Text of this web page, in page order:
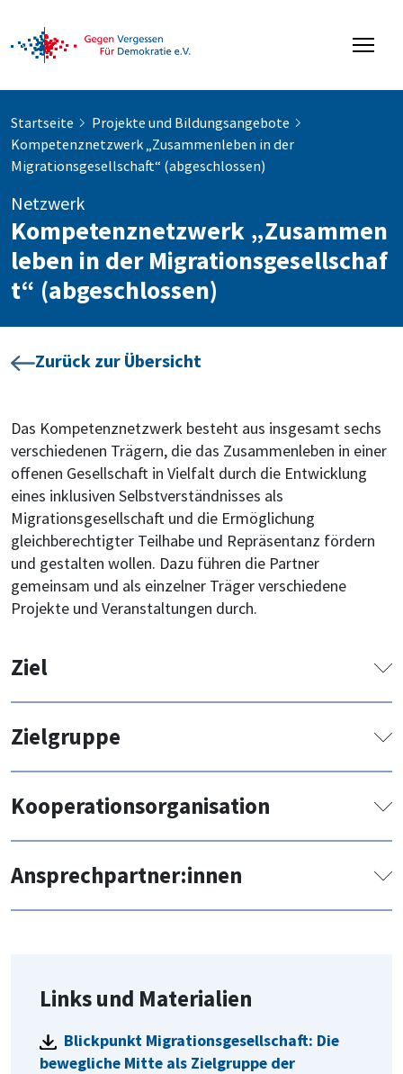
Startseite
Projekte und Bildungsangebote
Kompetenznetzwerk „Zusammenleben in der
Migrationsgesellschaft“ (abgeschlossen)
Netzwerk
Kompetenznetzwerk „Zusammen
leben in der Migrationsgesellschaf
t“ (abgeschlossen)
Zurück zur Übersicht
Das Kompetenznetzwerk besteht aus insgesamt sechs
verschiedenen Trägern, die das Zusammenleben in einer
oﬀenen Gesellschaft in Vielfalt durch die Entwicklung
eines inklusiven Selbstverständnisses als
Migrationsgesellschaft und die Ermöglichung
gleichberechtigter Teilhabe und Repräsentanz fördern
und gestalten wollen. Dazu führen die Partner
gemeinsam und als einzelner Träger verschiedene
Projekte und Veranstaltungen durch.
Ziel
durch Beratung und mehrere Projekte im
Zielgruppe
Demokratie leben!, Multiplikator*innen
Kooperationsorganisation
TGD, BVRE, Schwarzkopf-Stiftung Junges
Ansprechpartner:innen
Links und Materialien
Blickpunkt Migrationsgesellschaft: Die
bewegliche Mitte als Zielgruppe der